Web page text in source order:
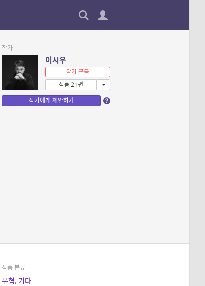
작가
이시우
작가 구독
작품 21편
작가에게 제안하기
작품 분류
무협, 기타